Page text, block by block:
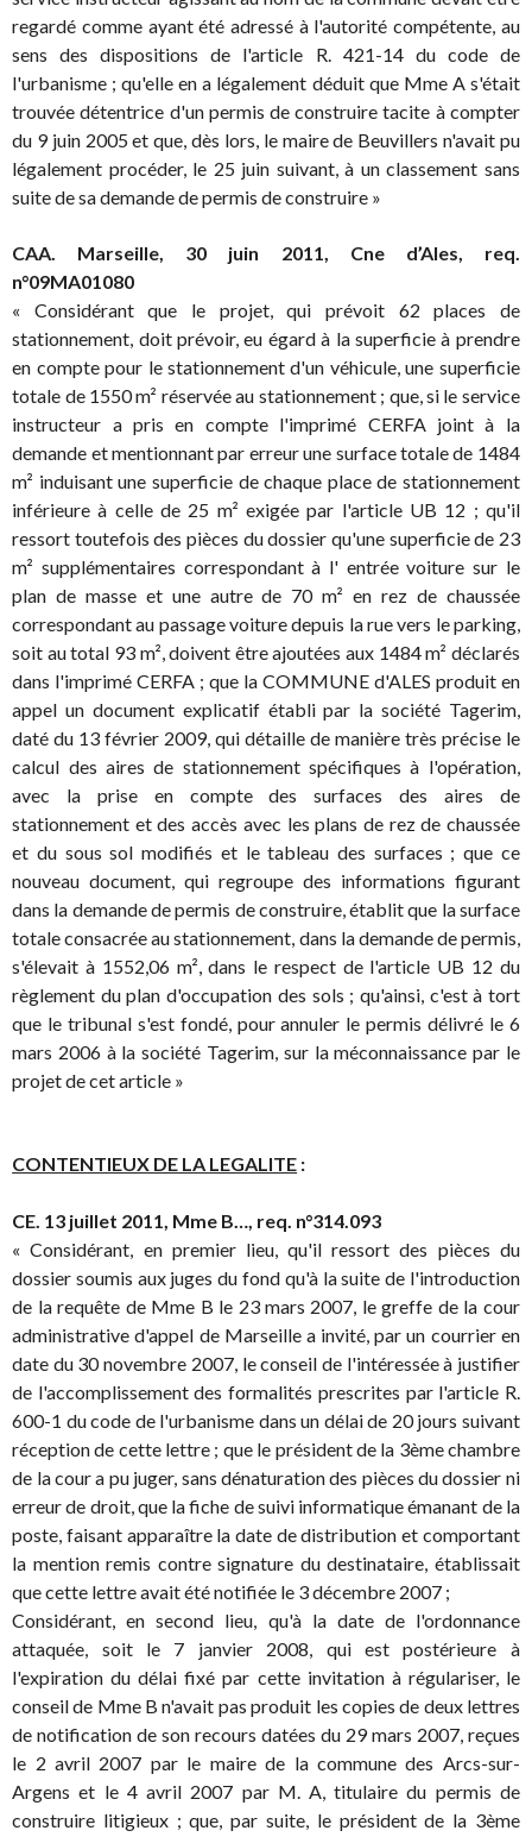
regardé comme ayant été adressé à l'autorité compétente, au
sens des dispositions de l'article R. 421-14 du code de
l'urbanisme ; qu'elle en a légalement déduit que Mme A s'était
trouvée détentrice d'un permis de construire tacite à compter
du 9 juin 2005 et que, dès lors, le maire de Beuvillers n'avait pu
légalement procéder, le 25 juin suivant, à un classement sans
suite de sa demande de permis de construire »
CAA. Marseille, 30 juin 2011, Cne d’Ales, req.
n°09MA01080
« Considérant que le projet, qui prévoit 62 places de
stationnement, doit prévoir, eu égard à la superficie à prendre
en compte pour le stationnement d'un véhicule, une superficie
totale de 1550 m² réservée au stationnement ; que, si le service
instructeur a pris en compte l'imprimé CERFA joint à la
demande et mentionnant par erreur une surface totale de 1484
m² induisant une superficie de chaque place de stationnement
inférieure à celle de 25 m² exigée par l'article UB 12 ; qu'il
ressort toutefois des pièces du dossier qu'une superficie de 23
m² supplémentaires correspondant à l' entrée voiture sur le
plan de masse et une autre de 70 m² en rez de chaussée
correspondant au passage voiture depuis la rue vers le parking,
soit au total 93 m², doivent être ajoutées aux 1484 m² déclarés
dans l'imprimé CERFA ; que la COMMUNE d'ALES produit en
appel un document explicatif établi par la société Tagerim,
daté du 13 février 2009, qui détaille de manière très précise le
calcul des aires de stationnement spécifiques à l'opération,
avec la prise en compte des surfaces des aires de
stationnement et des accès avec les plans de rez de chaussée
et du sous sol modifiés et le tableau des surfaces ; que ce
nouveau document, qui regroupe des informations figurant
dans la demande de permis de construire, établit que la surface
totale consacrée au stationnement, dans la demande de permis,
s'élevait à 1552,06 m², dans le respect de l'article UB 12 du
règlement du plan d'occupation des sols ; qu'ainsi, c'est à tort
que le tribunal s'est fondé, pour annuler le permis délivré le 6
mars 2006 à la société Tagerim, sur la méconnaissance par le
projet de cet article »
CONTENTIEUX DE LA LEGALITE :
CE. 13 juillet 2011, Mme B…, req. n°314.093
« Considérant, en premier lieu, qu'il ressort des pièces du
dossier soumis aux juges du fond qu'à la suite de l'introduction
de la requête de Mme B le 23 mars 2007, le greffe de la cour
administrative d'appel de Marseille a invité, par un courrier en
date du 30 novembre 2007, le conseil de l'intéressée à justifier
de l'accomplissement des formalités prescrites par l'article R.
600-1 du code de l'urbanisme dans un délai de 20 jours suivant
réception de cette lettre ; que le président de la 3ème chambre
de la cour a pu juger, sans dénaturation des pièces du dossier ni
erreur de droit, que la fiche de suivi informatique émanant de la
poste, faisant apparaître la date de distribution et comportant
la mention remis contre signature du destinataire, établissait
que cette lettre avait été notifiée le 3 décembre 2007 ;
Considérant, en second lieu, qu'à la date de l'ordonnance
attaquée, soit le 7 janvier 2008, qui est postérieure à
l'expiration du délai fixé par cette invitation à régulariser, le
conseil de Mme B n'avait pas produit les copies de deux lettres
de notification de son recours datées du 29 mars 2007, reçues
le 2 avril 2007 par le maire de la commune des Arcs-sur-
Argens et le 4 avril 2007 par M. A, titulaire du permis de
construire litigieux ; que, par suite, le président de la 3ème